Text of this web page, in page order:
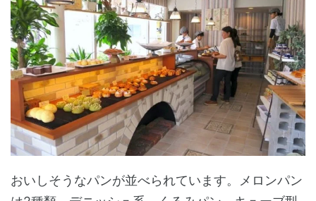
おいしそうなパンが並べられています。メロンパン